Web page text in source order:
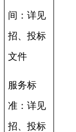
间：详见
招、投标
文件
服务标
准：详见
招、投标